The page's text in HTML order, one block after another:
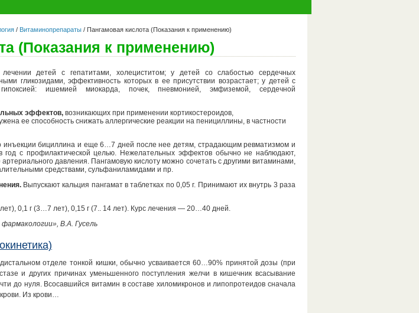
/ Витаминопрепараты / Пангамовая кислота (Показания к применению)
(Показания к применению)
детей с гепатитами, холециститом; у детей со слабостью сердечных
гликозидами, эффективность которых в ее присутствии возрастает; у детей с
ишемией миокарда, почек, пневмонией, эмфиземой, сердечной
эффектов, возникающих при применении кортикостероидов,
ее способность снижать аллергические реакции на пенициллины, в частности
инъекции бициллина и еще 6…7 дней после нее детям, страдающим ревматизмом и
год с профилактической целью. Нежелательных эффектов обычно не наблюдают,
давления. Пангамовую кислоту можно сочетать с другими витаминами,
средствами, сульфаниламидами и пр.
Выпускают кальция пангамат в таблетках по 0,05 г. Принимают их внутрь 3 раза
0,1 г (3…7 лет), 0,15 г (7.. 14 лет). Курс лечения — 20…40 дней.
В.А. Гусель
отделе тонкой кишки, обычно усваивается 60…90% принятой дозы (при
и других причинах уменьшенного поступления желчи в кишечник всасывание
до нуля. Всосавшийся витамин в составе хиломикронов и липопротеидов сначала
Из крови…